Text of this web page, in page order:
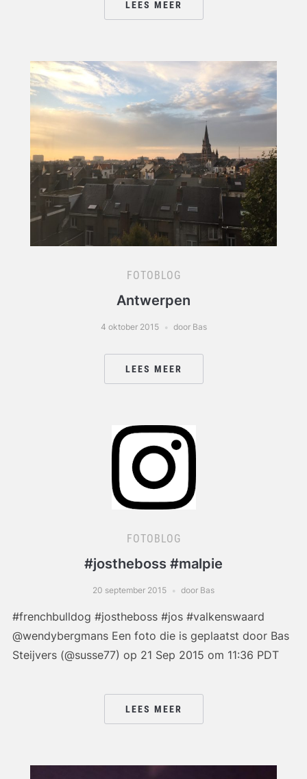
LEES MEER
FOTOBLOG
Antwerpen
4 oktober 2015 door Bas
LEES MEER
FOTOBLOG
#jostheboss #malpie
20 september 2015 door Bas
#frenchbulldog #jostheboss #jos #valkenswaard
@wendybergmans Een foto die is geplaatst door Bas
Steijvers (@susse77) op 21 Sep 2015 om 11:36 PDT
LEES MEER